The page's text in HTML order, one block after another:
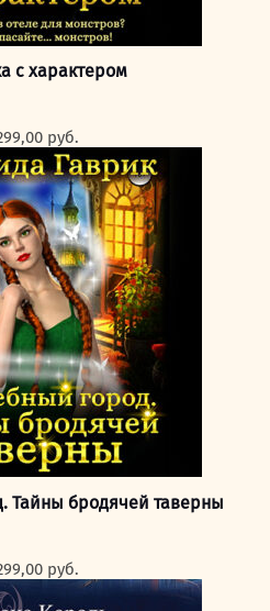
с характером
руб.
Тайны бродячей таверны
руб.